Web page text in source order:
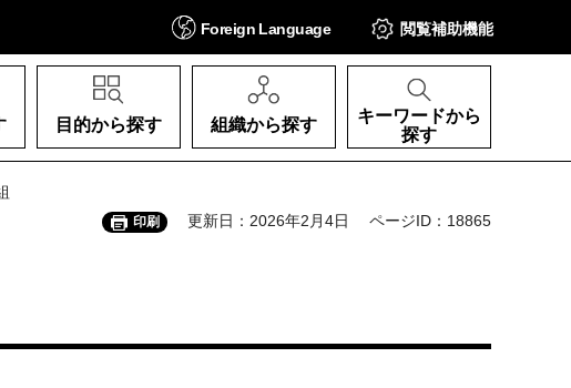
Foreign Language 閲覧補助機能
目的から探す 組織から探す
キーワードから
探す
印刷 更新日：2026年2月4日 ページID：18865